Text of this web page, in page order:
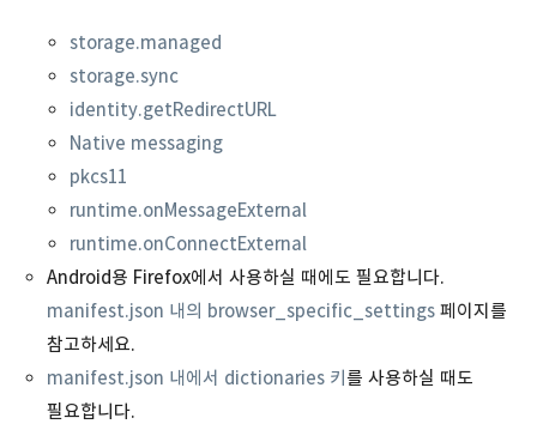
storage.managed
storage.sync
identity.getRedirectURL
Native messaging
pkcs11
runtime.onMessageExternal
runtime.onConnectExternal
Android용 Firefox에서 사용하실 때에도 필요합니다.
manifest.json 내의 browser_specific_settings 페이지를
참고하세요.
manifest.json 내에서 dictionaries 키를 사용하실 때도
필요합니다.